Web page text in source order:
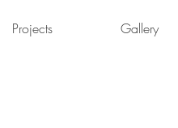
Projects Gallery